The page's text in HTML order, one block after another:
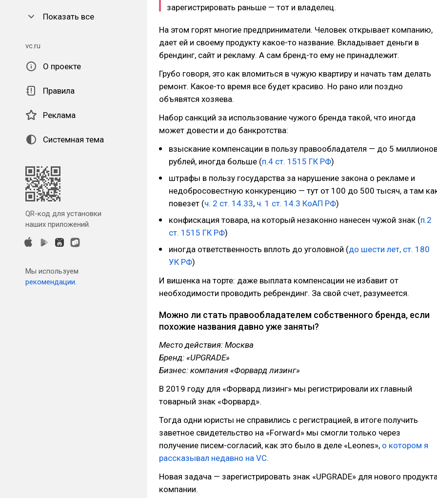
Показать все
vc.ru
О проекте
Правила
Реклама
Системная тема
QR-код для установки
наших приложений.
Мы используем
рекомендации.
зарегистрировать раньше — тот и владелец.
На этом горят многие предприниматели. Человек открывает компанию,
дает ей и своему продукту какое-то название. Вкладывает деньги в
брендинг, сайт и рекламу. А сам бренд-то ему не принадлежит.
Грубо говоря, это как вломиться в чужую квартиру и начать там делать
ремонт. Какое-то время все будет красиво. Но рано или поздно
объявятся хозяева.
Набор санкций за использование чужого бренда такой, что иногда
может довести и до банкротства:
взыскание компенсации в пользу правообладателя — до 5
рублей, иногда больше (п.4 ст. 1515 ГК РФ)
штрафы в пользу государства за нарушение закона о рекламе и
недобросовестную конкуренцию — тут от 100 до 500 тысяч, а там
повезет (ч. 2 ст. 14.33, ч. 1 ст. 14.3 КоАП РФ)
конфискация товара, на который незаконно нанесен чужой знак (п.2
ст. 1515 ГК РФ)
иногда ответственность вплоть до уголовной (до шести лет, ст. 180
УК РФ)
И вишенка на торте: даже выплата компенсации не избавит от
необходимости проводить ребрендинг. За свой счет, разумеется.
Можно ли стать правообладателем собственного бренда, если
похожие названия давно уже заняты?
Место действия: Москва
Бренд: «UPGRADE»
Бизнес: компания «Форвард лизинг»
В 2019 году для «Форвард лизинг» мы регистрировали их главный
товарный знак «Форвард».
Тогда одни юристы не справились с регистрацией, в итоге получить
заветное свидетельство на «Forward» мы смогли только через
получение писем-согласий, как это было в деле «Leones», о котором я
рассказывал недавно на VC.
Новая задача — зарегистрировать знак «UPGRADE» для нового
компании.